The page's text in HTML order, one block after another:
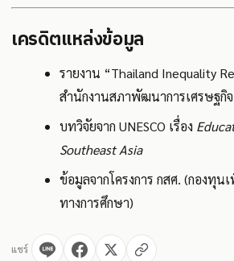
เครดิตแหล่งข้อมูล
รายงาน “Thailand Inequality
สำนักงานสภาพัฒนาการเศรษฐกิ
บทวิจัยจาก UNESCO เรื่อง
Southeast Asia
ข้อมูลจากโครงการ กสศ. (กองทุน
ทางการศึกษา)
แชร์